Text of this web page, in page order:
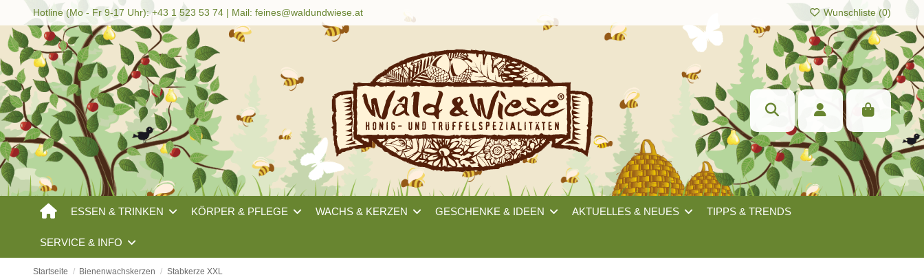
Hotline (Mo - Fr 9-17 Uhr): +43 1 523 53 74 | Mail:feines@waldundwiese.at Wunschliste (0)
ESSEN & TRINKEN KÖRPER & PFLEGE WACHS & KERZEN GESCHENKE & IDEEN AKTUELLES & NEUES TIPPS & TRENDS
SERVICE & INFO
Startseite Bienenwachskerzen Stabkerze XXL